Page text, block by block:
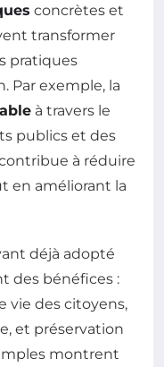
concrètes et
transformer
pratiques
Par exemple, la
à travers le
publics et des
à réduire
en améliorant la
déjà adopté
des bénéfices :
vie des citoyens,
et préservation
montrent